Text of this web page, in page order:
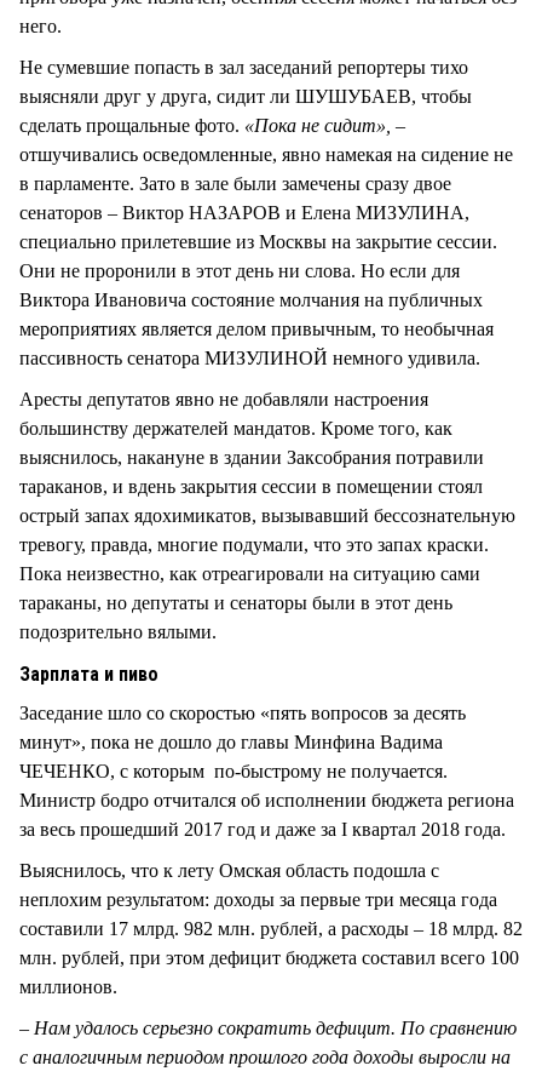
него.
Не сумевшие попасть в зал заседаний репортеры тихо
выясняли друг у друга, сидит ли ШУШУБАЕВ, чтобы
сделать прощальные фото. «Пока не сидит», –
отшучивались осведомленные, явно намекая на сидение не
в парламенте. Зато в зале были замечены сразу двое
сенаторов – Виктор НАЗАРОВ и Елена МИЗУЛИНА,
специально прилетевшие из Москвы на закрытие сессии.
Они не проронили в этот день ни слова. Но если для
Виктора Ивановича состояние молчания на публичных
мероприятиях является делом привычным, то необычная
пассивность сенатора МИЗУЛИНОЙ немного удивила.
Аресты депутатов явно не добавляли настроения
большинству держателей мандатов. Кроме того, как
выяснилось, накануне в здании Заксобрания потравили
тараканов, и вдень закрытия сессии в помещении стоял
острый запах ядохимикатов, вызывавший бессознательную
тревогу, правда, многие подумали, что это запах краски.
Пока неизвестно, как отреагировали на ситуацию сами
тараканы, но депутаты и сенаторы были в этот день
подозрительно вялыми.
Зарплата и пиво
Заседание шло со скоростью «пять вопросов за десять
минут», пока не дошло до главы Минфина Вадима
ЧЕЧЕНКО, с которым по-быстрому не получается.
Министр бодро отчитался об исполнении бюджета региона
за весь прошедший 2017 год и даже за I квартал 2018 года.
Выяснилось, что к лету Омская область подошла с
неплохим результатом: доходы за первые три месяца года
составили 17 млрд. 982 млн. рублей, а расходы – 18 млрд. 82
млн. рублей, при этом дефицит бюджета составил всего 100
миллионов.
– Нам удалось серьезно сократить дефицит. По сравнению
с аналогичным периодом прошлого года доходы выросли на